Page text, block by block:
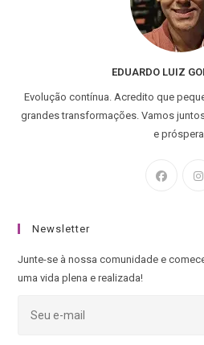
EDUARDO LUIZ
Evolução contínua. Acredito que
grandes transformações. Vamos
e
Newsletter
Junte-se à nossa comunidade e
uma vida plena e realizada!